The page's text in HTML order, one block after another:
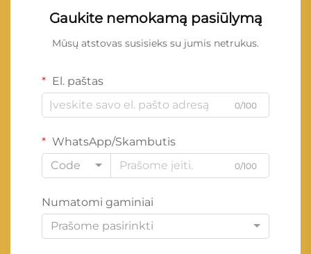
Gaukite nemokamą pasiūlymą
Mūsų atstovas susisieks su jumis netrukus.
El. paštas
0/100
WhatsApp/Skambutis
Code
0/100
Numatomi gaminiai
Prašome pasirinkti